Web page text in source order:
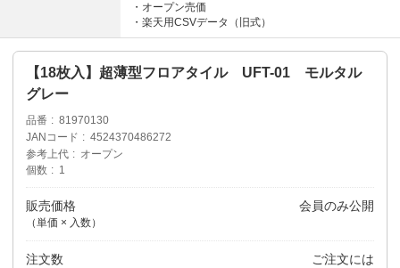
・オープン売価
・楽天用CSVデータ（旧式）
【18枚入】超薄型フロアタイル UFT-01 モルタル
グレー
品番
81970130
JANコード
4524370486272
参考上代
オープン
個数
1
販売価格
（単価 × 入数）
会員のみ公開
注文数
ご注文には